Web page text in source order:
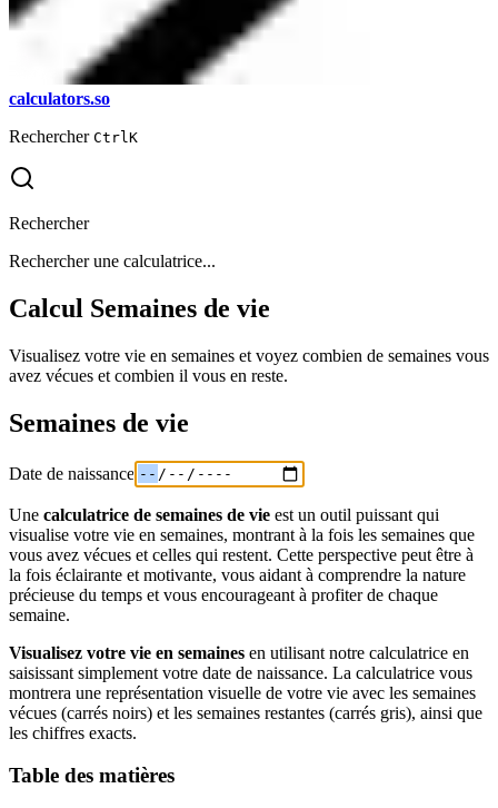
calculators.so
Rechercher CtrlK
Rechercher
Rechercher une calculatrice...
Calcul Semaines de vie
Visualisez votre vie en semaines et voyez combien de semaines vous
avez vécues et combien il vous en reste.
Semaines de vie
Date de naissance
Une calculatrice de semaines de vie est un outil puissant qui
visualise votre vie en semaines, montrant à la fois les semaines que
vous avez vécues et celles qui restent. Cette perspective peut être à
la fois éclairante et motivante, vous aidant à comprendre la nature
précieuse du temps et vous encourageant à profiter de chaque
semaine.
Visualisez votre vie en semaines en utilisant notre calculatrice en
saisissant simplement votre date de naissance. La calculatrice vous
montrera une représentation visuelle de votre vie avec les semaines
vécues (carrés noirs) et les semaines restantes (carrés gris), ainsi que
les chiffres exacts.
Table des matières